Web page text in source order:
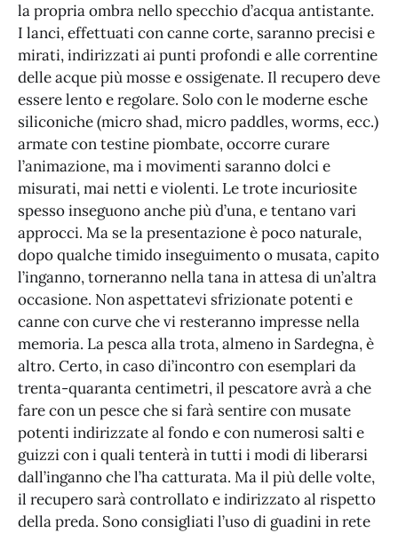
la propria ombra nello specchio d’acqua antistante.
I lanci, effettuati con canne corte, saranno precisi e
mirati, indirizzati ai punti profondi e alle correntine
delle acque più mosse e ossigenate. Il recupero deve
essere lento e regolare. Solo con le moderne esche
siliconiche (micro shad, micro paddles, worms, ecc.)
armate con testine piombate, occorre curare
l’animazione, ma i movimenti saranno dolci e
misurati, mai netti e violenti. Le trote incuriosite
spesso inseguono anche più d’una, e tentano vari
approcci. Ma se la presentazione è poco naturale,
dopo qualche timido inseguimento o musata, capito
l’inganno, torneranno nella tana in attesa di un’altra
occasione. Non aspettatevi sfrizionate potenti e
canne con curve che vi resteranno impresse nella
memoria. La pesca alla trota, almeno in Sardegna, è
altro. Certo, in caso di’incontro con esemplari da
trenta-quaranta centimetri, il pescatore avrà a che
fare con un pesce che si farà sentire con musate
potenti indirizzate al fondo e con numerosi salti e
guizzi con i quali tenterà in tutti i modi di liberarsi
dall’inganno che l’ha catturata. Ma il più delle volte,
il recupero sarà controllato e indirizzato al rispetto
della preda. Sono consigliati l’uso di guadini in rete